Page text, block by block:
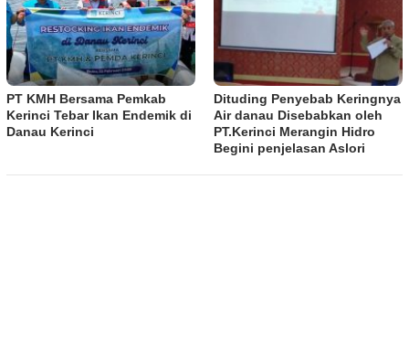
PT KMH Bersama Pemkab
Kerinci Tebar Ikan Endemik di
Danau Kerinci
Dituding Penyebab Keringnya
Air danau Disebabkan oleh
PT.Kerinci Merangin Hidro
Begini penjelasan Aslori